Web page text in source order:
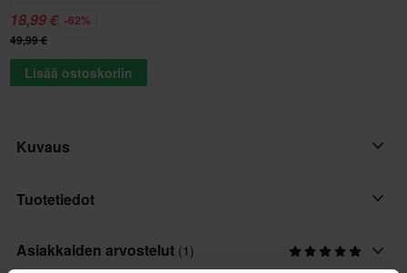
18,99 € -62%
49,99 €
Lisää ostoskoriin
Kuvaus
Täydellinen kypärä kaupunkiajajille. Erittäin kevyt ja turvallinen
ilmanottoaukkoa, jotka tarjoavat erinomaisen ilmanvaihdon.
Leveä visiiri, jossa on naarmuuntumisenestokäsittely.
Tuotetiedot
Väri
Asiakkaiden arvostelut (1)